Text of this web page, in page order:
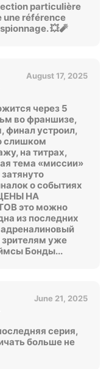
particulière
une référence
💥🧨
August 17, 2025
через 5
во франшизе,
финал устроил,
слишком
на титрах,
тема «миссии»
о событиях
НА
это можно
из последних
адреналиновый
уже
Бонды...
June 21, 2025
серия,
больше не